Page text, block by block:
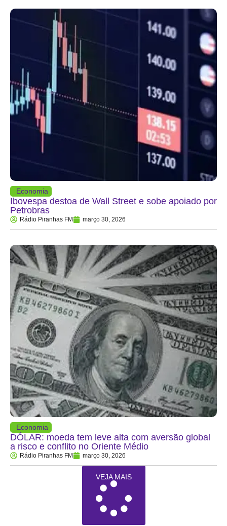
Economia
Ibovespa destoa de Wall Street e sobe apoiado por
Petrobras
Rádio Piranhas FM março 30, 2026
Economia
DÓLAR: moeda tem leve alta com aversão global
a risco e conflito no Oriente Médio
Rádio Piranhas FM março 30, 2026
VEJA MAIS